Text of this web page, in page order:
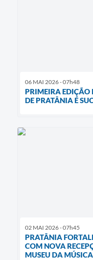
06 MAI 2026 - 07h48
PRIMEIRA EDIÇÃO
DE PRATÂNIA É
02 MAI 2026 - 07h45
PRATÂNIA
COM NOVA
MUSEU DA MÚSICA